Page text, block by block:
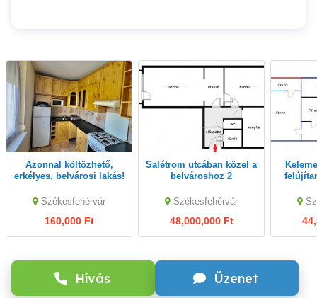
Hívás Üzenet
Azonnal költözhető,
erkélyes, belvárosi lakás!
Székesfehérvár
160,000 Ft
Salétrom utcában közel a
belvároshoz 2
Székesfehérvár
48,000,000 Ft
Kelemen Béla utcában